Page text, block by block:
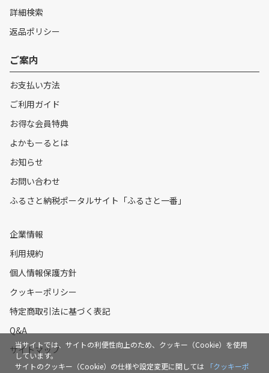
詳細検索
返品ポリシー
ご案内
お支払い方法
ご利用ガイド
お得な会員特典
よかもーるとは
お知らせ
お問い合わせ
ふるさと納税ポータルサイト「ふるさと一番」
企業情報
利用規約
個人情報保護方針
クッキーポリシー
特定商取引法に基づく表記
Q&A
サイトマップ
当サイトでは、サイトの利便性向上のため、クッキー（Cookie）を使用
しています。
サイトのクッキー（Cookie）の仕様や設定変更に関しては
「クッキーポ